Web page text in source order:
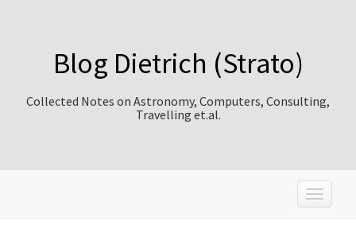
Blog Dietrich (Strato)
Collected Notes on Astronomy, Computers, Consulting,
Travelling et.al.
T
o